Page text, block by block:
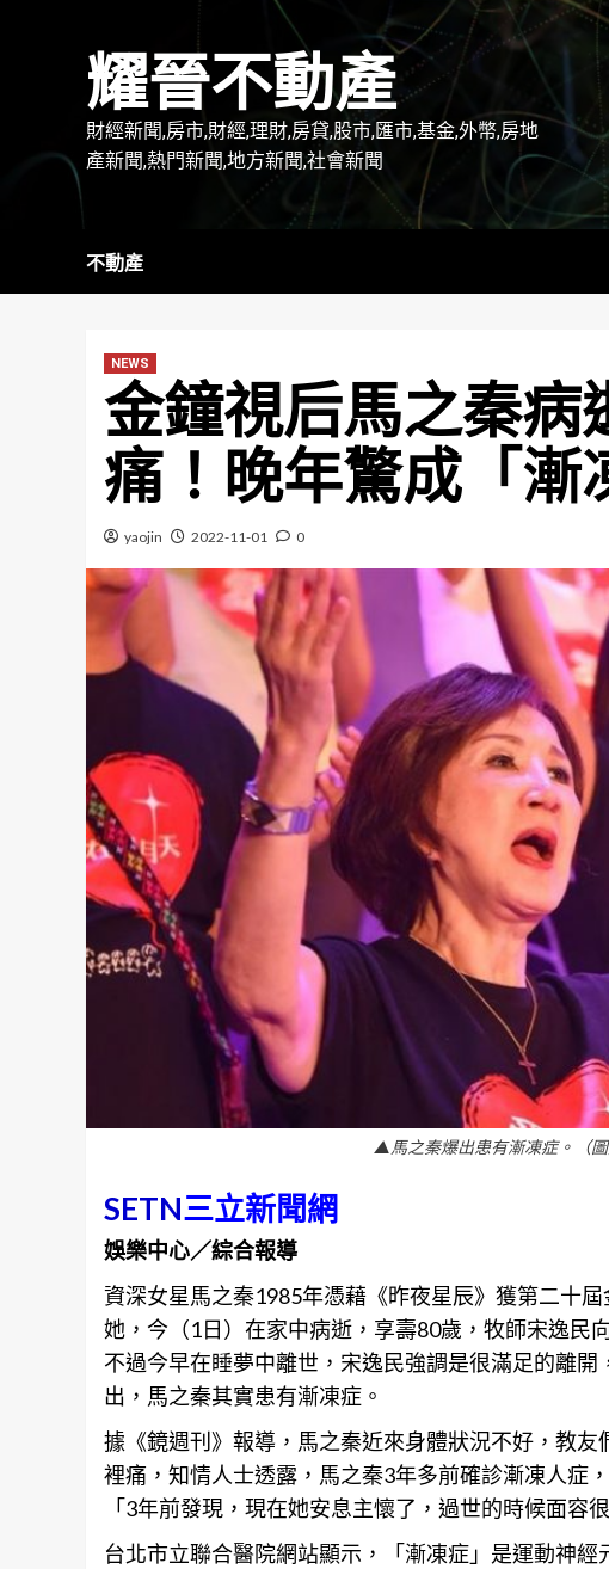
耀晉不動產
財經新聞,房市,財經,理財,房貸,股市,匯市,基金,外幣,房地
產新聞,熱門新聞,地方新聞,社會新聞
不動產
NEWS
金鐘視后馬之秦病
痛！晚年驚成「漸
yaojin 2022-11-01 0
▲馬之秦爆出患有漸凍症。（圖
SETN三立新聞網
娛樂中心／綜合報導
資深女星馬之秦1985年憑藉《昨夜星辰》獲第二十屆
她，今（1日）在家中病逝，享壽80歲，牧師宋逸民
不過今早在睡夢中離世，宋逸民強調是很滿足的離
出，馬之秦其實患有漸凍症。
據《鏡週刊》報導，馬之秦近來身體狀況不好，教
裡痛，知情人士透露，馬之秦3年多前確診漸凍人症
「3年前發現，現在她安息主懷了，過世的時候面容
台北市立聯合醫院網站顯示，「漸凍症」是運動神經